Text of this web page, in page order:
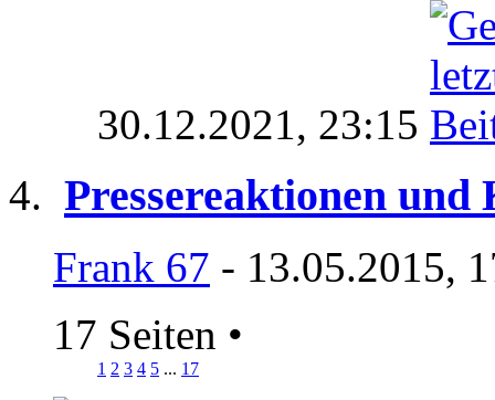
30.12.2021, 23:15
Pressereaktionen
Frank 67 - 13.05.2015,
17 Seiten •
1 2 3 4 5 ... 17